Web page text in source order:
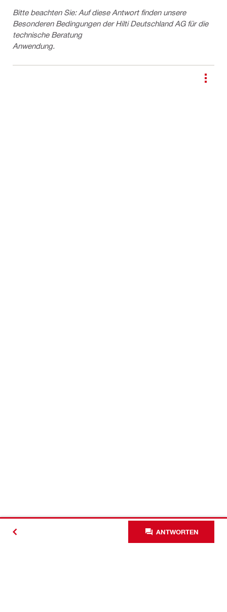
Bitte beachten Sie: Auf diese Antwort finden unsere
Besonderen Bedingungen der Hilti Deutschland AG für die
technische Beratung
Anwendung.
ANTWORTEN